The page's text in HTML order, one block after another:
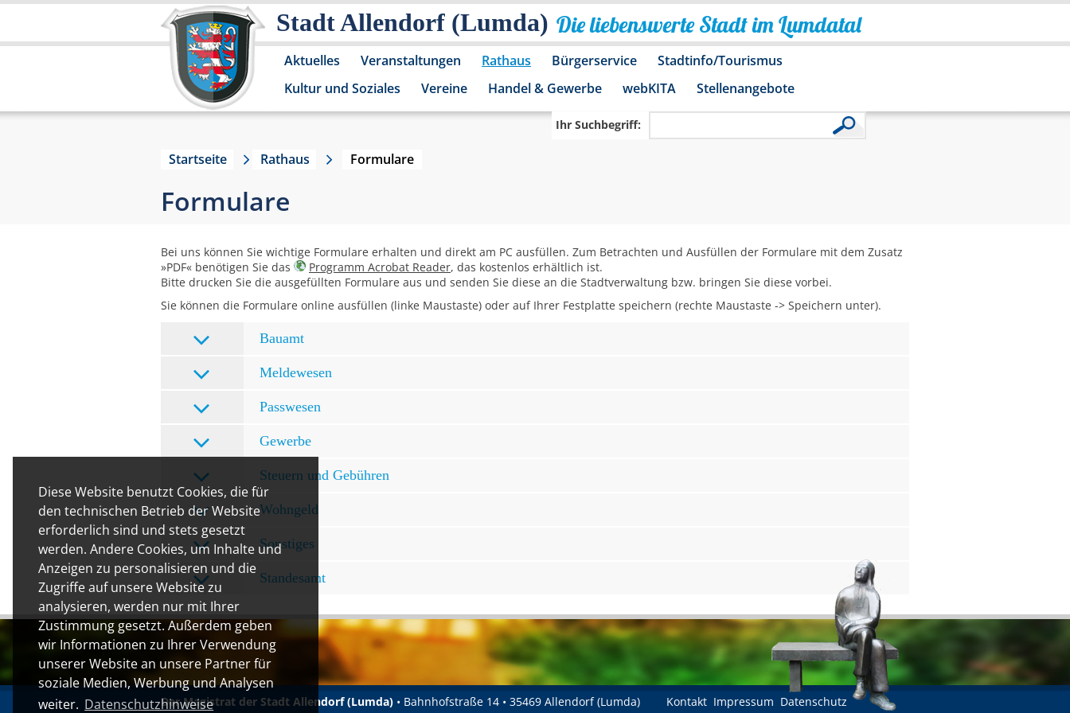
Diese Website benutzt Cookies, die für
den technischen Betrieb der Website
erforderlich sind und stets gesetzt
werden. Andere Cookies, um Inhalte und
Anzeigen zu personalisieren und die
Zugriffe auf unsere Website zu
analysieren, werden nur mit Ihrer
Zustimmung gesetzt. Außerdem geben
wir Informationen zu Ihrer Verwendung
unserer Website an unsere Partner für
soziale Medien, Werbung und Analysen
weiter. Datenschutzhinweise
Stadt Allendorf (Lumda) Die liebenswerte Stadt im Lumdatal
Aktuelles Veranstaltungen Rathaus Bürgerservice
Stadtinfo/Tourismus
Kultur und Soziales
Vereine Handel & Gewerbe webKITA Stellenangebote
Ihr Suchbegriff:
Startseite Rathaus Formulare
Formulare
Bei uns können Sie wichtige Formulare erhalten und direkt am PC ausfüllen. Zum Betrachten und Ausfüllen der Formulare mit dem Zusatz
»PDF« benötigen Sie das
Programm Acrobat Reader, das kostenlos erhältlich ist.
Bitte drucken Sie die ausgefüllten Formulare aus und senden Sie diese an die Stadtverwaltung bzw. bringen Sie diese vorbei.
Sie können die Formulare online ausfüllen (linke Maustaste) oder auf Ihrer Festplatte speichern (rechte Maustaste -> Speichern unter).
Bauamt
Meldewesen
Passwesen
Gewerbe
Steuern und Gebühren
Wohngeld
Sonstiges
Standesamt
Der Magistrat der Stadt Allendorf (Lumda) • Bahnhofstraße 14 • 35469 Allendorf (Lumda) Kontakt Impressum Datenschutz